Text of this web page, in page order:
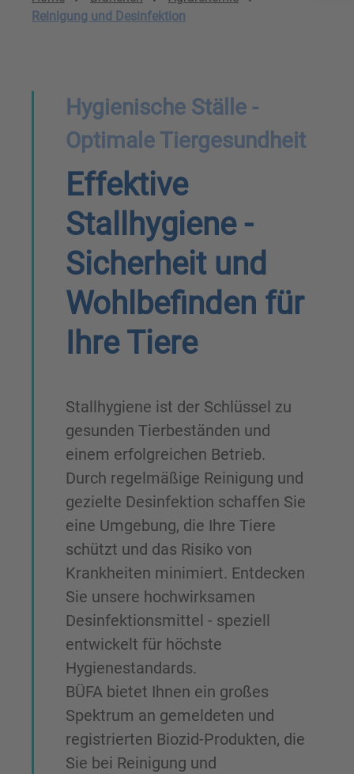
Reinigung und Desinfektion
Hygienische Ställe -
Optimale Tiergesundheit
Effektive
Stallhygiene -
Sicherheit und
Wohlbefinden für
Ihre Tiere
Stallhygiene ist der Schlüssel zu
gesunden Tierbeständen und
einem erfolgreichen Betrieb.
Durch regelmäßige Reinigung und
gezielte Desinfektion schaffen Sie
eine Umgebung, die Ihre Tiere
schützt und das Risiko von
Krankheiten minimiert. Entdecken
Sie unsere hochwirksamen
Desinfektionsmittel - speziell
entwickelt für höchste
Hygienestandards.
BÜFA bietet Ihnen ein großes
Spektrum an gemeldeten und
registrierten Biozid-Produkten, die
Sie bei Reinigung und